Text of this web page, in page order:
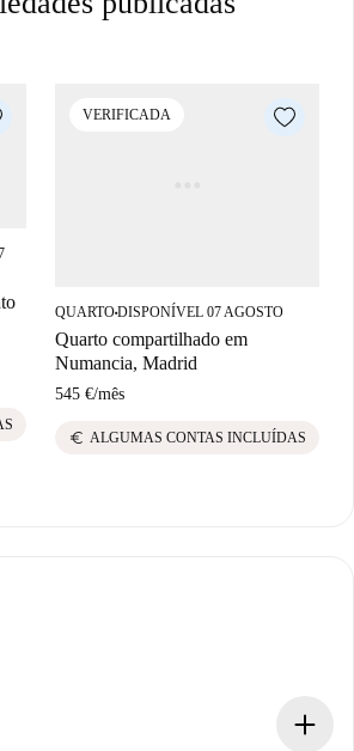
VERIFICADA
QUARTO■DISPONÍVEL 07 AGOSTO
Quarto compartilhado em
Numancia, Madrid
545 €/mês
euro ALGUMAS CONTAS INCLUÍDAS